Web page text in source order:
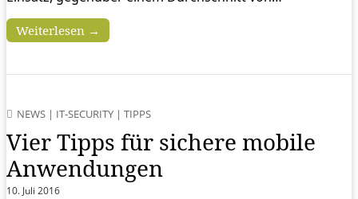
Weiterlesen →
NEWS | IT-SECURITY | TIPPS
Vier Tipps für sichere mobile
Anwendungen
10. Juli 2016